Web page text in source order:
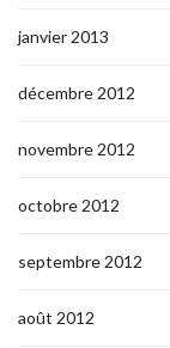
janvier 2013
décembre 2012
novembre 2012
octobre 2012
septembre 2012
août 2012